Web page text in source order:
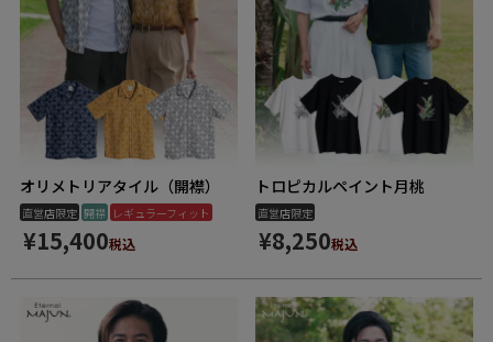
オリメトリアタイル（開襟）
直営店限定 開襟 レギュラーフィット
¥15,400税込
トロピカルペイント月桃
直営店限定
¥8,250税込